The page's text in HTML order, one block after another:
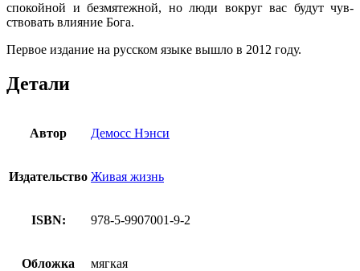
спокойной и безмятежной, но люди вокруг вас будут чув­
ствовать влияние Бога.
Первое издание на русском языке вышло в 2012 году.
Детали
Автор Демосс Нэнси
Издательство Живая жизнь
ISBN: 978-5-9907001-9-2
Обложка мягкая